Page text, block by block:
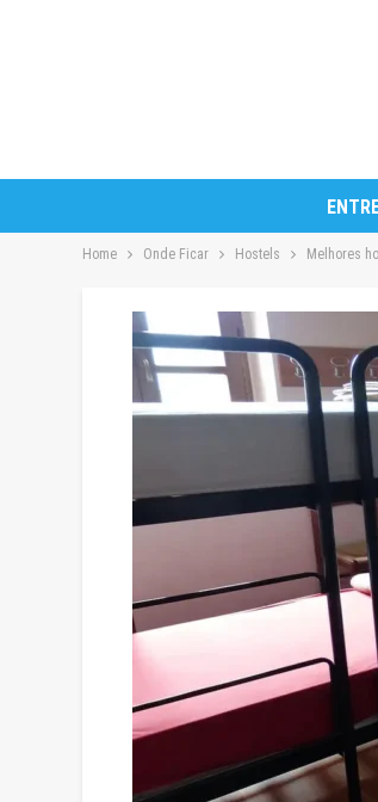
Home Onde Ficar Hostels Melhores